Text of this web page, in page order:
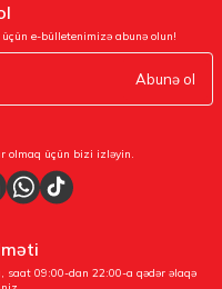
e-bülletenimizə abunə olun!
Abunə ol
olmaq üçün bizi izləyin.
saat 09:00-dan 22:00-a qədər əlaqə